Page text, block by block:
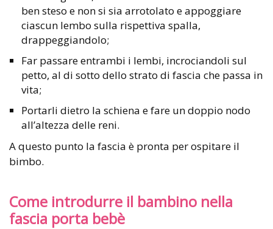
ben steso e non si sia arrotolato e appoggiare
ciascun lembo sulla rispettiva spalla,
drappeggiandolo;
Far passare entrambi i lembi, incrociandoli sul
petto, al di sotto dello strato di fascia che passa in
vita;
Portarli dietro la schiena e fare un doppio nodo
all’altezza delle reni.
A questo punto la fascia è pronta per ospitare il
bimbo.
Come introdurre il bambino nella
fascia porta bebè